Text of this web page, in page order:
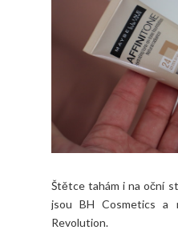
Štětce tahám i na oční
jsou BH Cosmetics a
Revolution.